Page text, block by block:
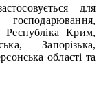
для
Крим,
Запорізька,
області та